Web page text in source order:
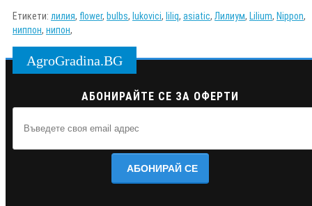
Етикети: лилия, flower, bulbs, lukovici, liliq, asiatic, Лилиум, Lilium, Nippon,
ниппон, нипон,
AgroGradina.BG
АБОНИРАЙТЕ СЕ ЗА ОФЕРТИ
АБОНИРАЙ СЕ